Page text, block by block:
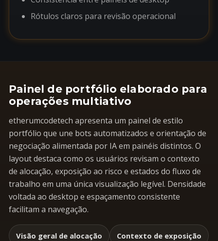
Rótulos claros para revisão operacional
Painel de portfólio elaborado para
operações multiativo
etherumcodetech apresenta um painel de estilo
portfólio que une bots automatizados e orientação de
negociação alimentada por IA em painéis distintos. O
layout destaca como os usuários revisam o contexto
de alocação, exposição ao risco e estados do fluxo de
trabalho em uma única visualização legível. Densidade
voltada ao desktop e espaçamento consistente
facilitam a navegação.
Visão geral de alocação Contexto de exposição